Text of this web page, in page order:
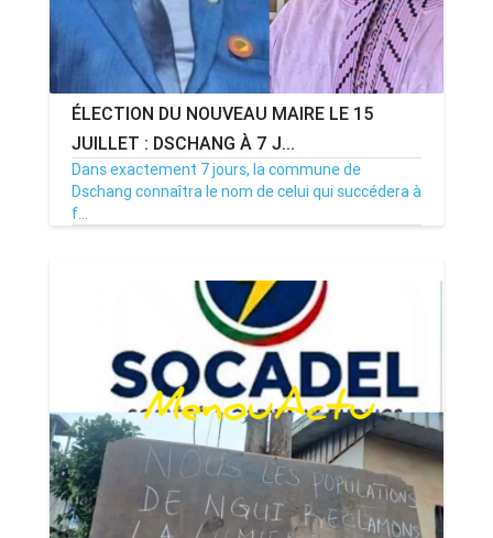
ÉLECTION DU NOUVEAU MAIRE LE 15
JUILLET : DSCHANG À 7 J...
Dans exactement 7 jours, la commune de
Dschang connaîtra le nom de celui qui succédera à
f...